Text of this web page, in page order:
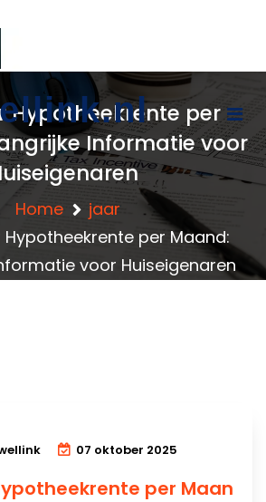
Hypotheekrente per
Informatie voor
Home
jaar
Hypotheekrente per Maand:
voor Huiseigenaren
07 oktober 2025
per Maan